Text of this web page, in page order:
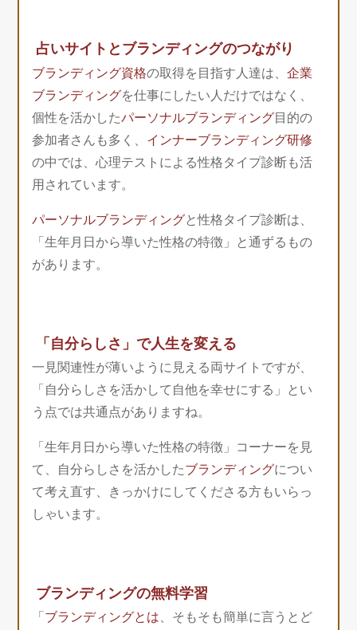
占いサイトとブランディングのつながり
ブランディング資格の取得を目指す人達は、企業
ブランディングを仕事にしたい人だけではなく、
個性を活かしたパーソナルブランディング目的の
参加者さんも多く、 インナーブランディング研修
の中では、心理テストによる性格タイプ診断も活
用されています。
パーソナルブランディングと性格タイプ診断は、
「生年月日から導いた性格の特徴」と通ずるもの
があります。
「自分らしさ」で人生を変える
一見関連性が薄いように見える両サイトですが、
「自分らしさを活かして自他を幸せにする」とい
う点では共通点がありますね。
「生年月日から導いた性格の特徴」コーナーを見
て、自分らしさを活かしたブランディングについ
て考え直す、きっかけにしてくださる方もいらっ
しゃいます。
ブランディングの無料学習
「ブランディングとは、そもそも簡単に言うとど